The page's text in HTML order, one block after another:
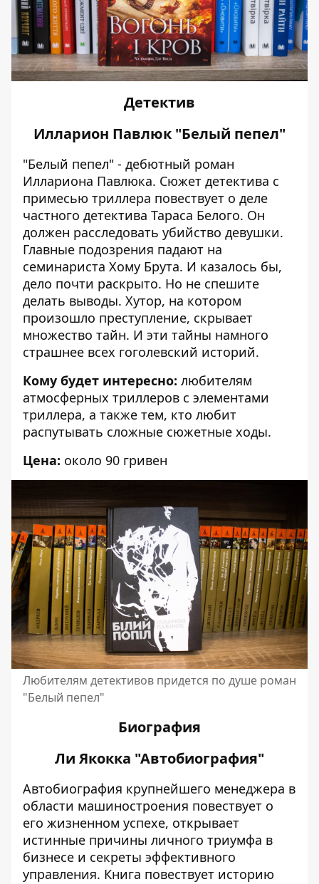
Детектив
Илларион Павлюк "Белый пепел"
"Белый пепел" - дебютный роман
Иллариона Павлюка. Сюжет детектива с
примесью триллера повествует о деле
частного детектива Тараса Белого. Он
должен расследовать убийство девушки.
Главные подозрения падают на
семинариста Хому Брута. И казалось бы,
дело почти раскрыто. Но не спешите
делать выводы. Хутор, на котором
произошло преступление, скрывает
множество тайн. И эти тайны намного
страшнее всех гоголевский историй.
Кому будет интересно: любителям
атмосферных триллеров с элементами
триллера, а также тем, кто любит
распутывать сложные сюжетные ходы.
Цена: около 90 гривен
Любителям детективов придется по душе роман
"Белый пепел"
Биография
Ли Якокка "Автобиография"
Автобиография крупнейшего менеджера в
области машиностроения повествует о
его жизненном успехе, открывает
истинные причины личного триумфа в
бизнесе и секреты эффективного
управления. Книга повествует историю